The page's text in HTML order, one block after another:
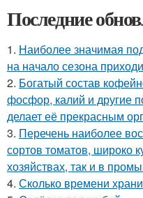
Последние
1. Наиболее значимая
на начало сезона
2. Богатый состав
фосфор, калий и другие
делает её прекрасным
3. Перечень наиболее
сортов томатов, широко
хозяйствах, так и в
4. Сколько времени